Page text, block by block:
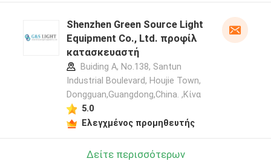
Shenzhen Green Source Light
Equipment Co., Ltd. προφίλ
κατασκευαστή
Buiding A, No.138, Santun
Industrial Boulevard, Houjie Town,
Dongguan,Guangdong,China. ,Κίνα
5.0
Ελεγχμένος προμηθευτής
Δείτε περισσότερων